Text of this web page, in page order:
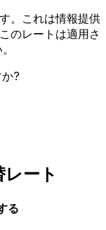
。これは情報提供
のレートは適用さ
?
ート
る